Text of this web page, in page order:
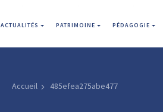
ACTUALITÉS PATRIMOINE PÉDAGOGIE
Accueil 485efea275abe477